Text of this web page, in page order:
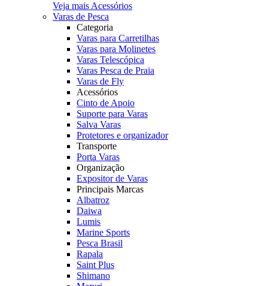
Veja mais Acessórios
Varas de Pesca
Categoria
Varas para Carretilhas
Varas para Molinetes
Varas Telescópica
Varas Pesca de Praia
Varas de Fly
Acessórios
Cinto de Apoio
Suporte para Varas
Salva Varas
Protetores e organizador
Transporte
Porta Varas
Organização
Expositor de Varas
Principais Marcas
Albatroz
Daiwa
Lumis
Marine Sports
Pesca Brasil
Rapala
Saint Plus
Shimano